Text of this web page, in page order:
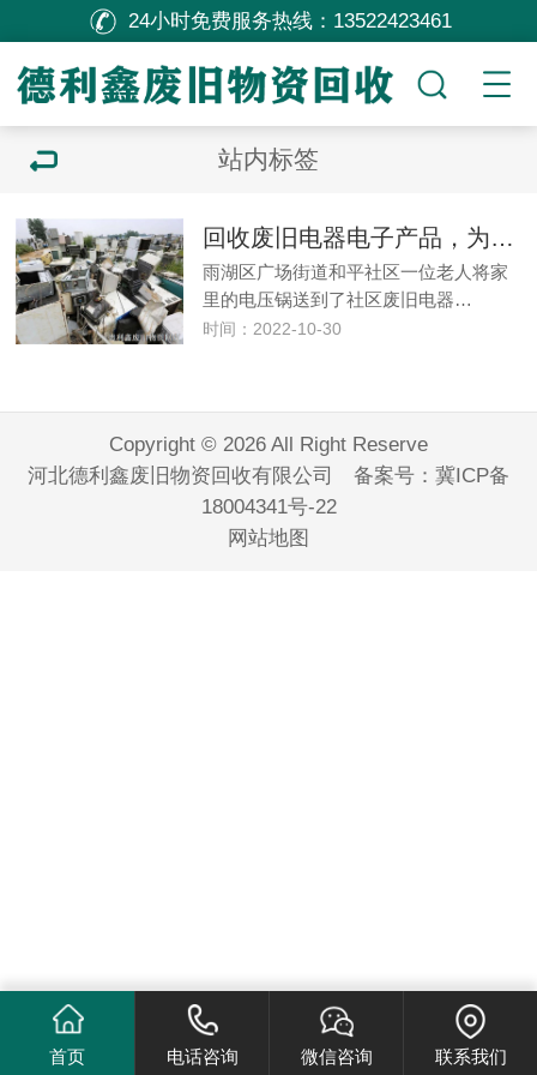
24小时免费服务热线： 13522423461
站内标签
回收废旧电器电子产品，为居民积分建立“绿色账户”
雨湖区广场街道和平社区一位老人将家
里的电压锅送到了社区废旧电器…
时间：2022-10-30
Copyright © 2026 All Right Reserve
河北德利鑫废旧物资回收有限公司 备案号： 冀ICP备
18004341号-22
网站地图
首页 电话咨询 微信咨询 联系我们